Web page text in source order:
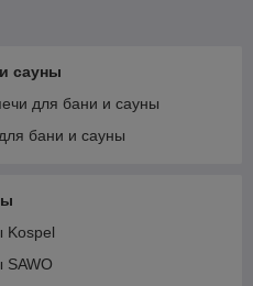
сауны
для бани и сауны
бани и сауны
Kospel
SAWO